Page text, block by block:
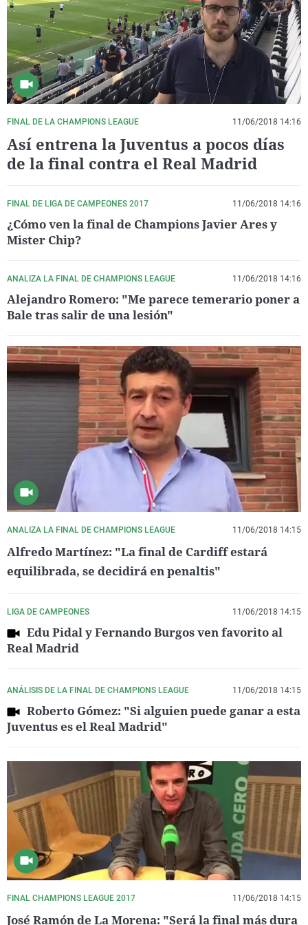
La rosa de los vientos
Gente viajera
Como el perro y el
Caso
Retornados
Equipo de
Operación Viuda
Extremadura
Galicia
La Rioja
Navarra
País Vasco
Virales
Televisión
Elecciones
FINAL DE LA CHAMPIONS LEAGUE 11/06/2018 14:16
Así entrena la Juventus a pocos días
de la final contra el Real Madrid
FINAL DE LIGA DE CAMPEONES 2017 11/06/2018 14:16
¿Cómo ven la final de Champions Javier Ares y
Mister Chip?
ANALIZA LA FINAL DE CHAMPIONS LEAGUE 11/06/2018 14:16
Alejandro Romero: "Me parece temerario poner a
Bale tras salir de una lesión"
ANALIZA LA FINAL DE CHAMPIONS LEAGUE 11/06/2018 14:15
Alfredo Martínez: "La final de Cardiff estará
equilibrada, se decidirá en penaltis"
LIGA DE CAMPEONES 11/06/2018 14:15
Edu Pidal y Fernando Burgos ven favorito al
Real Madrid
ANÁLISIS DE LA FINAL DE CHAMPIONS LEAGUE 11/06/2018 14:15
Roberto Gómez: "Si alguien puede ganar a esta
Juventus es el Real Madrid"
FINAL CHAMPIONS LEAGUE 2017 11/06/2018 14:15
José Ramón de La Morena: "Será la final más dura